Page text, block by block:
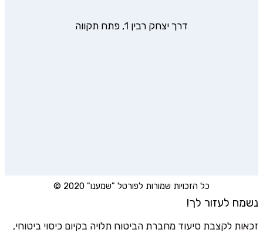
דרך יצחק רבין 1, פתח תקווה
כל הזכויות שמורות לפורטל "שמענו" 2020 ©
נשמח לעזור לך!
זכאות לקצבת סיעוד מחברת הביטוח תלויה בקיום כיסוי ביטוחי,